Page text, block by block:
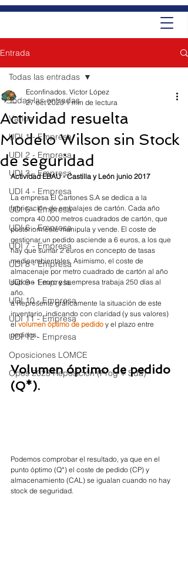
Entrada
Todas las entradas
Varios
UDI 1 - Empresa
UDI 2 - Empresa
UDI 3 - Empresa
UDI 4 - Empresa
UDI 5 - Empresa
UDI 6 - Empresa
UDI 7 - Empresa
UDI 8 - Empresa
UDI 9 - Empresa
UDI 10 - Empresa
UDI 11 - Empresa
UDI 12 - Empresa
Oposiciones LOMCE
Opos 2023 Reposición (Prog + Sda)
Todas las entradas
Actividad resuelta
Modelo Wilson sin Stock
de seguridad
Econfinados. Víctor López
27 oct 2020 1 min de lectura
Actividad EBAU - Castilla y León junio 2017
La empresa El Cartones S.A se dedica a la
fabricación de embalajes de cartón. Cada año
compra 40.000 metros cuadrados de cartón, que
posteriormente manipula y vende. El coste de
gestionar un pedido asciende a 6 euros, a los que
hay que sumar 2 euros en concepto de tasas
medioambientales. Asimismo, el coste de
almacenaje por metro cuadrado de cartón al año
supone 1 euro y la empresa trabaja 250 días al
año.
à Represente gráficamente la situación de este
inventario, indicando con claridad (y sus valores)
el volumen óptimo de pedido y el plazo entre
pedidos.
Volumen óptimo de pedido
(Q*).
Podemos comprobar el resultado, ya que en el
punto óptimo (Q*) el coste de pedido (CP) y
almacenamiento (CAL) se igualan cuando no hay
stock de seguridad.